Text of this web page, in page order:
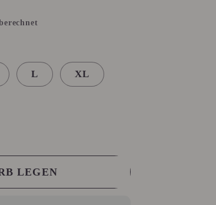
L XL
LEGEN